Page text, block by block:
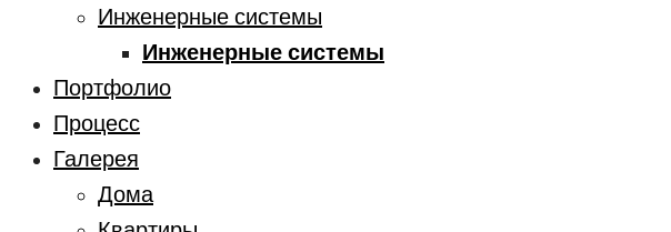
Инженерные системы
Инженерные системы
Портфолио
Процесс
Галерея
Дома